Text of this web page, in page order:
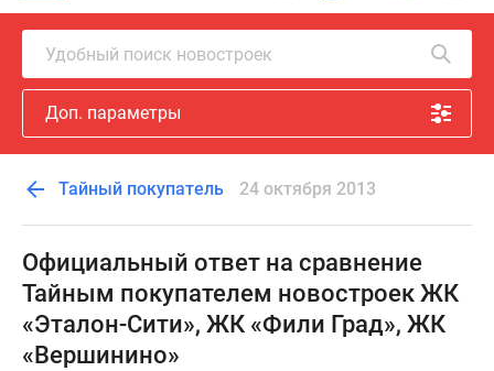
Ипотека
Новостройки
Москвы
Новостройки
Подмосковья
Новостройки
Москвы
Готовые
новостройки
Новостройки
карте
Специальные
Удобный поиск новостроек
Доп. параметры
Тайный покупатель 24 октября 2013
Официальный ответ на сравнение
Тайным покупателем новостроек ЖК
«Эталон-Сити», ЖК «Фили Град», ЖК
«Вершинино»